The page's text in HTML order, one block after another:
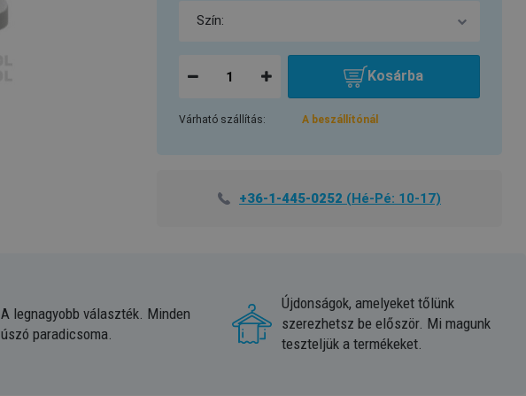
Kosárba
Várható szállítás: A beszállítónál
+36-1-445-0252 (Hé-Pé: 10-17)
A legnagyobb választék. Minden
úszó paradicsoma.
Újdonságok, amelyeket tőlünk
szerezhetsz be először. Mi magunk
teszteljük a termékeket.